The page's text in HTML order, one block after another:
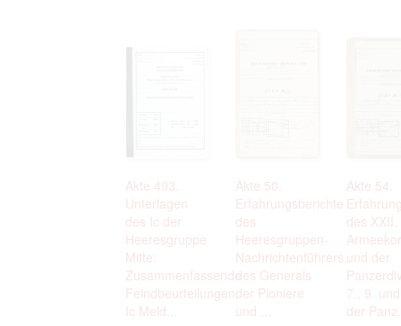
Akte 493.
Unterlagen
des Ic der
Heeresgruppe
Mitte:
Zusammenfassende
Feindbeurteilungen,
Ic Meld...
Akte 50.
Erfahrungsberichte
des
Heeresgruppen-
Nachrichtenführers,
des Generals
der Pioniere
und ...
Akte 54.
des XXII.
und der
7., 9.
der